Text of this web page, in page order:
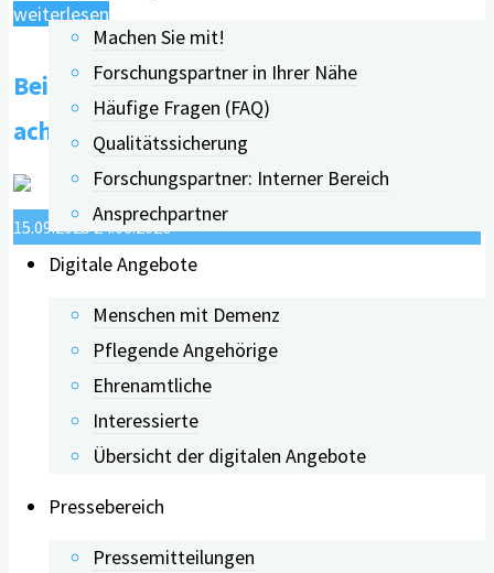
Machen Sie mit!
Forschungspartner in Ihrer Nähe
Häufige Fragen (FAQ)
Qualitätssicherung
Forschungspartner: Interner Bereich
Ansprechpartner
Digitale Angebote
Menschen mit Demenz
Pflegende Angehörige
Ehrenamtliche
Interessierte
Übersicht der digitalen Angebote
Pressebereich
Pressemitteilungen
weiterlesen
Mangel
an
wissenschaftlicher
Beweiskraft"
Bei Gesundheits-Apps auf die Qualität
achten
15.09.202524.06.2026